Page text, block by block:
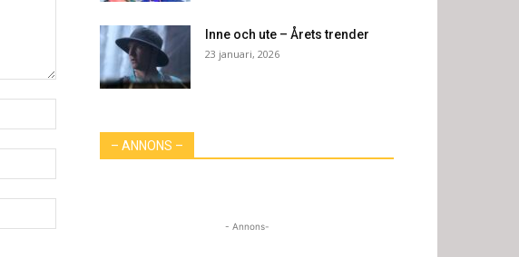
Inne och ute – Årets trender
23 januari, 2026
– ANNONS –
- Annons-